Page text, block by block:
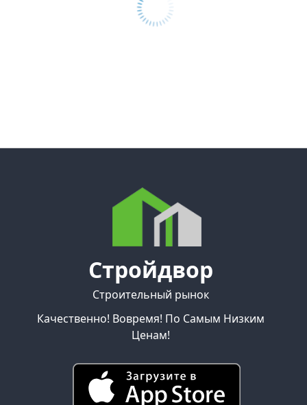
Стройдвор
Строительный рынок
Качественно! Вовремя! По Самым Низким
Ценам!